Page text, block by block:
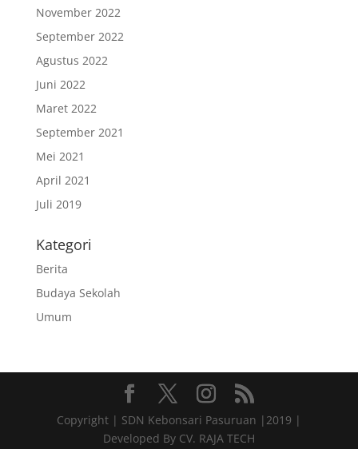
November 2022
September 2022
Agustus 2022
Juni 2022
Maret 2022
September 2021
Mei 2021
April 2021
Juli 2019
Kategori
Berita
Budaya Sekolah
Umum
Copyright | SDN Kebonsari Pasuruan |2019 |
Developed By CV. RAJA TECH